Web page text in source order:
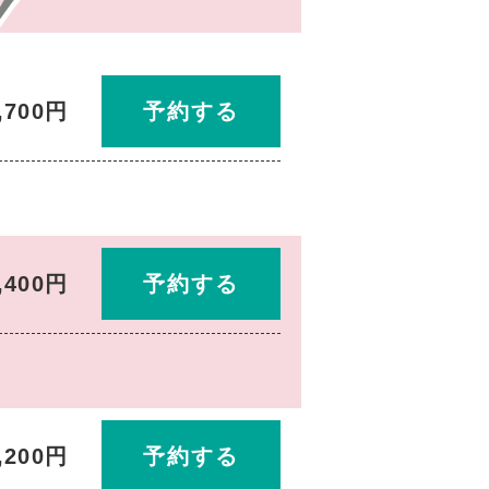
円 予約する
円 予約する
円 予約する